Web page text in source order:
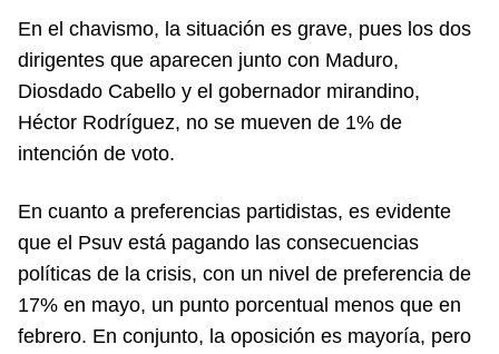
En el chavismo, la situación es grave, pues los dos
dirigentes que aparecen junto con Maduro,
Diosdado Cabello y el gobernador mirandino,
Héctor Rodríguez, no se mueven de 1% de
intención de voto.
En cuanto a preferencias partidistas, es evidente
que el Psuv está pagando las consecuencias
políticas de la crisis, con un nivel de preferencia de
17% en mayo, un punto porcentual menos que en
febrero. En conjunto, la oposición es mayoría, pero